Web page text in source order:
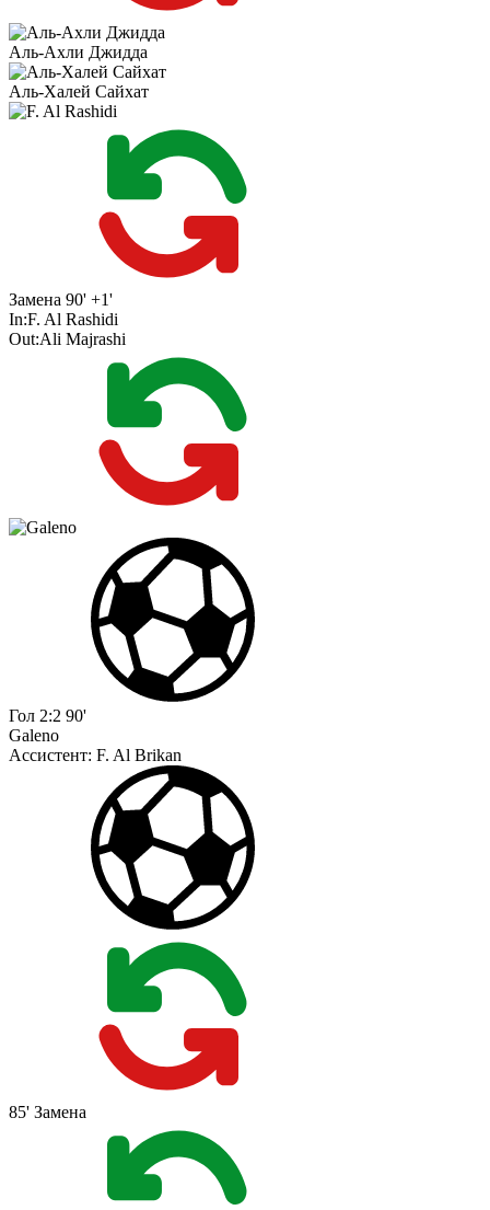
Аль-Ахли Джидда
Аль-Халей Сайхат
Замена 90' +1'
In:F. Al Rashidi
Out:Ali Majrashi
Гол 2:2 90'
Galeno
Ассистент: F. Al Brikan
85' Замена